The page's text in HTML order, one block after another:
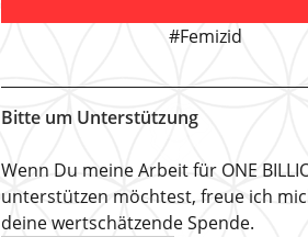
#Femizid
Bitte um Unterstützung
Wenn Du meine Arbeit für ONE
unterstützen möchtest, freue ich
deine wertschätzende Spende.